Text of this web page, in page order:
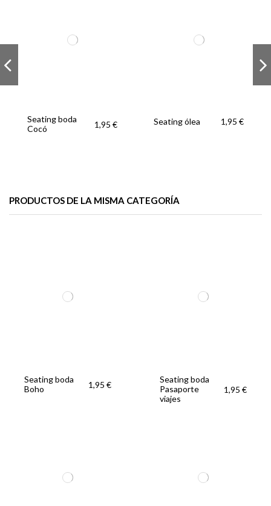
Seating boda
Cocó
1,95 € Seating ólea 1,95 €
PRODUCTOS DE LA MISMA CATEGORÍA
Seating boda
Boho
1,95 €
Seating boda
Pasaporte
viajes
1,95 €